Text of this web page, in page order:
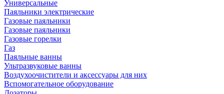
Универсальные
Паяльники электрические
Газовые паяльники
Газовые паяльники
Газовые горелки
Газ
Паяльные ванны
Ультразвуковые ванны
Воздухоочистители и аксессуары для них
Вспомогательное оборудование